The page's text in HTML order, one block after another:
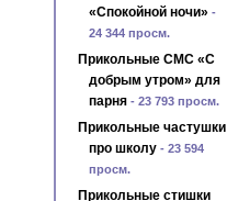
«Спокойной ночи» -
24 344 просм.
Прикольные СМС «С
добрым утром» для
парня- 23 793 просм.
Прикольные частушки
про школу- 23 594
просм.
Прикольные стишки